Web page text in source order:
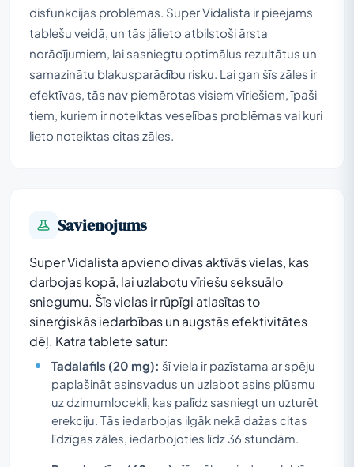
disfunkcijas problēmas. Super Vidalista ir pieejams
tablešu veidā, un tās jālieto atbilstoši ārsta
norādījumiem, lai sasniegtu optimālus rezultātus un
samazinātu blakusparādību risku. Lai gan šīs zāles ir
efektīvas, tās nav piemērotas visiem vīriešiem, īpaši
tiem, kuriem ir noteiktas veselības problēmas vai kuri
lieto noteiktas citas zāles.
Savienojums
Super Vidalista apvieno divas aktīvās vielas, kas
darbojas kopā, lai uzlabotu vīriešu seksuālo
sniegumu. Šīs vielas ir rūpīgi atlasītas to
sinerģiskās iedarbības un augstās efektivitātes
dēļ. Katra tablete satur:
Tadalafils (20 mg): šī viela ir pazīstama ar spēju
paplašināt asinsvadus un uzlabot asins plūsmu
uz dzimumlocekli, kas palīdz sasniegt un uzturēt
erekciju. Tās iedarbojas ilgāk nekā dažas citas
līdzīgas zāles, iedarbojoties līdz 36 stundām.